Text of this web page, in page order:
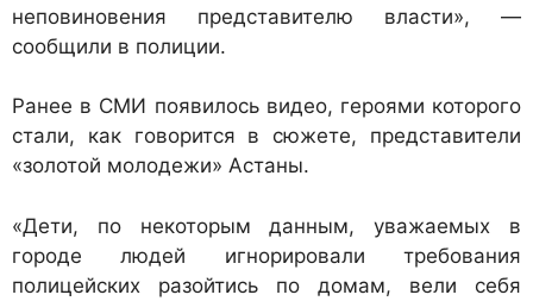
неповиновения представителю власти», —
сообщили в полиции.
Ранее в СМИ появилось видео, героями которого
стали, как говорится в сюжете, представители
«золотой молодежи» Астаны.
«Дети, по некоторым данным, уважаемых в
городе людей игнорировали требования
полицейских разойтись по домам, вели себя